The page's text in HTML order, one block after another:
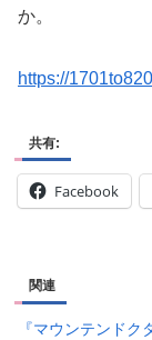
か。
https://
共有:
Facebook
関連
『マウンテンドク